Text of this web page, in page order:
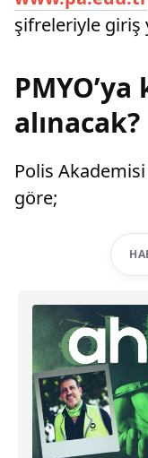
şifreleriyle giriş
alınacak?
Polis
göre;